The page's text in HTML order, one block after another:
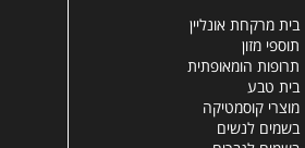
בית מרקחת אונליין
תוספי מזון
תרופות הומאופתית
בית טבע
מוצרי קוסמטיקה
בשמים לנשים